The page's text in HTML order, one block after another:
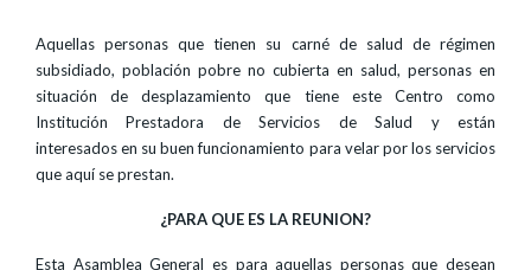
Aquellas personas que tienen su carné de salud de régimen
subsidiado, población pobre no cubierta en salud, personas en
situación de desplazamiento que tiene este Centro como
Institución Prestadora de Servicios de Salud y están
interesados en su buen funcionamiento para velar por los servicios
que aquí se prestan.
¿PARA QUE ES LA REUNION?
Esta Asamblea General es para aquellas personas que desean